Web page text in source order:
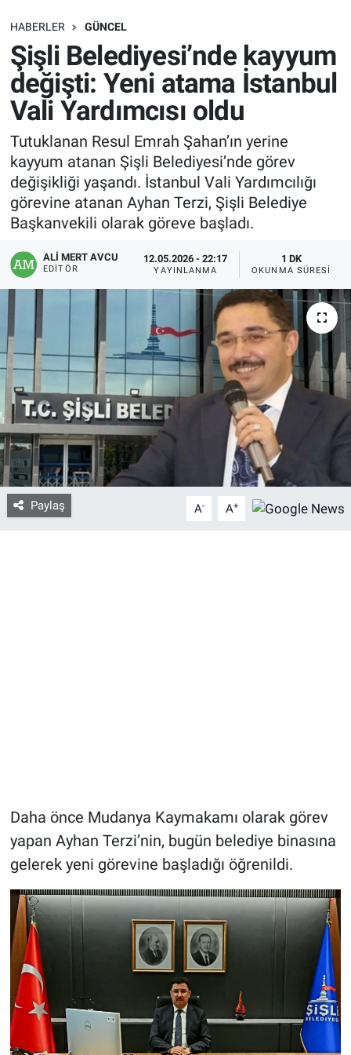
HABERLER GÜNCEL
Şişli Belediyesi’nde kayyum
değişti: Yeni atama İstanbul
Vali Yardımcısı oldu
Tutuklanan Resul Emrah Şahan’ın yerine
kayyum atanan Şişli Belediyesi’nde görev
değişikliği yaşandı. İstanbul Vali Yardımcılığı
görevine atanan Ayhan Terzi, Şişli Belediye
Başkanvekili olarak göreve başladı.
ALI MERT AVCU
EDITÖR
12.05.2026 - 22:17
YAYINLANMA
1 DK
OKUNMA SÜRESI
Paylaş A- A+
Daha önce Mudanya Kaymakamı olarak görev
yapan Ayhan Terzi’nin, bugün belediye binasına
gelerek yeni görevine başladığı öğrenildi.
SAĞLIK
EKONOMİ
EĞİTİM
ÖZEL HABER
Keşfet
ASTROLOJİ
MANŞET
RESMİ İLANLAR
Bize ulaşın
İletişim/Künye
Yaşam
Gözden Kaçmasın